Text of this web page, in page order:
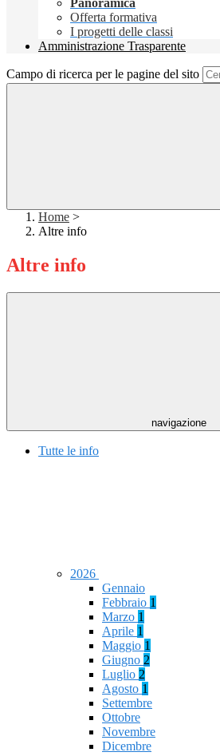
Panoramica
Offerta formativa
I progetti delle classi
Amministrazione Trasparente
Campo di ricerca per le pagine del sito
Home >
Altre info
Altre info
navigazione
Tutte le info
2026
Gennaio
Febbraio 1
Marzo 1
Aprile 1
Maggio 1
Giugno 2
Luglio 2
Agosto 1
Settembre
Ottobre
Novembre
Dicembre